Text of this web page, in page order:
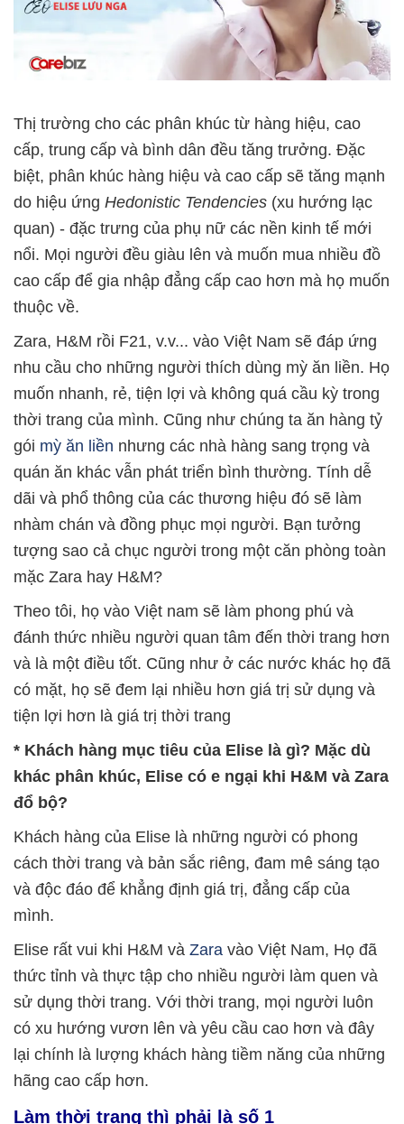
Thị trường cho các phân khúc từ hàng hiệu, cao
cấp, trung cấp và bình dân đều tăng trưởng. Đặc
biệt, phân khúc hàng hiệu và cao cấp sẽ tăng mạnh
do hiệu ứng Hedonistic Tendencies (xu hướng lạc
quan) - đặc trưng của phụ nữ các nền kinh tế mới
nổi. Mọi người đều giàu lên và muốn mua nhiều đồ
cao cấp để gia nhập đẳng cấp cao hơn mà họ muốn
thuộc về.
Zara, H&M rồi F21, v.v... vào Việt Nam sẽ đáp ứng
nhu cầu cho những người thích dùng mỳ ăn liền. Họ
muốn nhanh, rẻ, tiện lợi và không quá cầu kỳ trong
thời trang của mình. Cũng như chúng ta ăn hàng tỷ
gói mỳ ăn liền nhưng các nhà hàng sang trọng và
quán ăn khác vẫn phát triển bình thường. Tính dễ
dãi và phổ thông của các thương hiệu đó sẽ làm
nhàm chán và đồng phục mọi người. Bạn tưởng
tượng sao cả chục người trong một căn phòng toàn
mặc Zara hay H&M?
Theo tôi, họ vào Việt nam sẽ làm phong phú và
đánh thức nhiều người quan tâm đến thời trang hơn
và là một điều tốt. Cũng như ở các nước khác họ đã
có mặt, họ sẽ đem lại nhiều hơn giá trị sử dụng và
tiện lợi hơn là giá trị thời trang
* Khách hàng mục tiêu của Elise là gì? Mặc dù
khác phân khúc, Elise có e ngại khi H&M và Zara
đổ bộ?
Khách hàng của Elise là những người có phong
cách thời trang và bản sắc riêng, đam mê sáng tạo
và độc đáo để khẳng định giá trị, đẳng cấp của
mình.
Elise rất vui khi H&M và Zara vào Việt Nam, Họ đã
thức tỉnh và thực tập cho nhiều người làm quen và
sử dụng thời trang. Với thời trang, mọi người luôn
có xu hướng vươn lên và yêu cầu cao hơn và đây
lại chính là lượng khách hàng tiềm năng của những
hãng cao cấp hơn.
Làm thời trang thì phải là số 1